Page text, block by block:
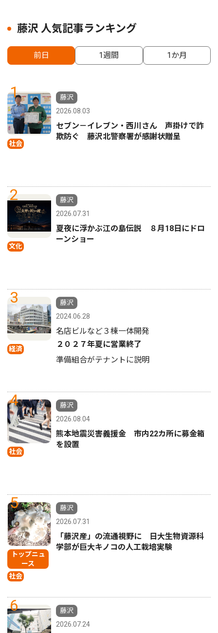
藤沢 人気記事ランキング
前日 1週間 1か月
1
社会
藤沢
2026.08.03
セブン－イレブン・西川さん 声掛けで詐
欺防ぐ 藤沢北警察署が感謝状贈呈
2
文化
藤沢
2026.07.31
夏夜に浮かぶ江の島伝説 ８月18日にドロ
ーンショー
3
経済
藤沢
2024.06.28
名店ビルなど３棟一体開発
２０２７年夏に営業終了
準備組合がテナントに説明
4
社会
藤沢
2026.08.04
熊本地震災害義援金 市内22カ所に募金箱
を設置
5
トップニュ
ース
社会
藤沢
2026.07.31
「藤沢産」の流通視野に 日大生物資源科
学部が巨大キノコの人工栽培実験
6
藤沢
2026.07.24